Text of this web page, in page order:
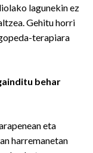
lagunekin ez
Gehitu horri
terapiara
behar
eta
harremanetan